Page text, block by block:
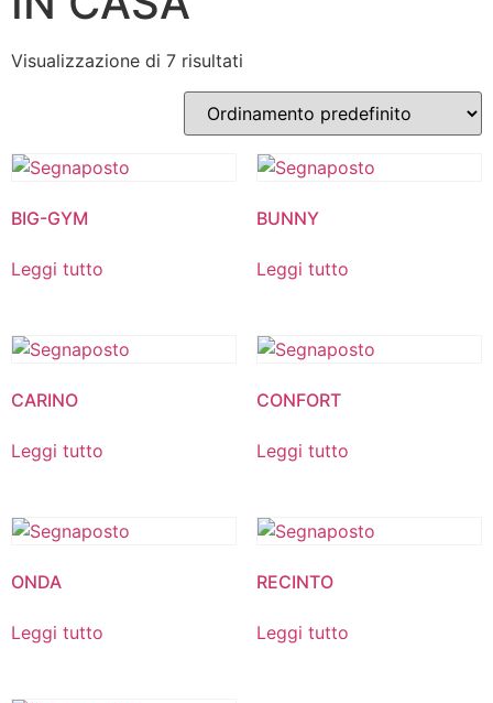
Visualizzazione di 7 risultati
BIG-GYM
Leggi tutto
BUNNY
Leggi tutto
CARINO
Leggi tutto
CONFORT
Leggi tutto
ONDA
Leggi tutto
RECINTO
Leggi tutto